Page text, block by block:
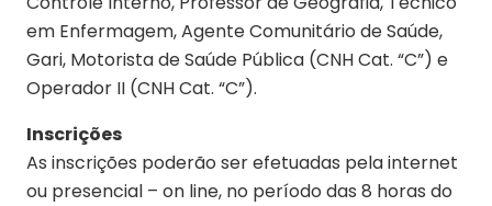
em Enfermagem, Agente Comunitário de Saúde,
Gari, Motorista de Saúde Pública (CNH Cat. “C”) e
Operador II (CNH Cat. “C”).
Inscrições
As inscrições poderão ser efetuadas pela internet
ou presencial – on line, no período das 8 horas do